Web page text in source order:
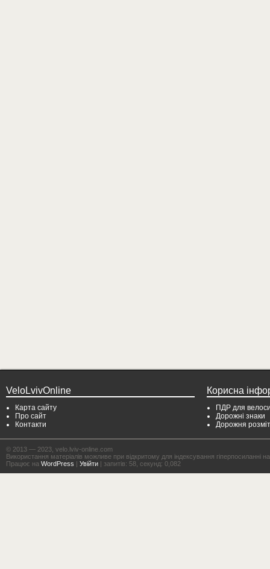
VeloLvivOnline
Карта сайту
Про сайт
Контакти
Корисна
ПДР для
Дорожні знаки
Дорожня
© 2013 — 2023, velo.lviv-online.com
Використання матеріалів можливе при відкритому для індексування гіперпосиланні
Працює на WordPress | Увійти | запитів: 58, секунд: 0,082